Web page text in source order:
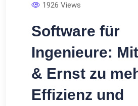
1926 Views
Software für
Ingenieure:
& Ernst zu
Effizienz und